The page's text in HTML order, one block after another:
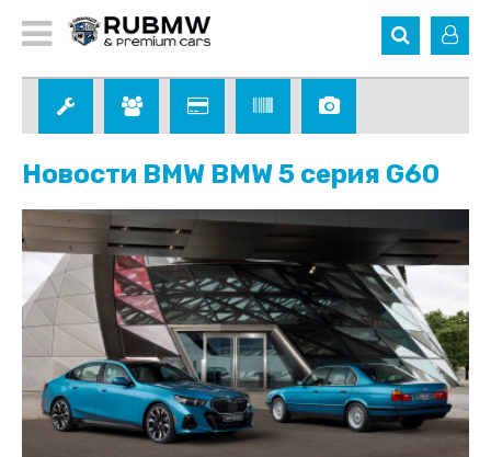
Новости BMW BMW 5 серия G60